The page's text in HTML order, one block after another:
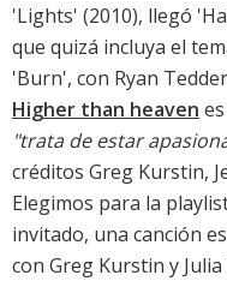
'Lights' (2010), llegó '
que quizá incluya el
'Burn', con Ryan
Higher than heaven
"trata de estar
créditos Greg Kurstin,
Elegimos para la
invitado, una canción
con Greg Kurstin y Julia